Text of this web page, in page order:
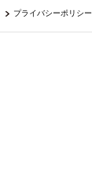
プライバシーポリシー